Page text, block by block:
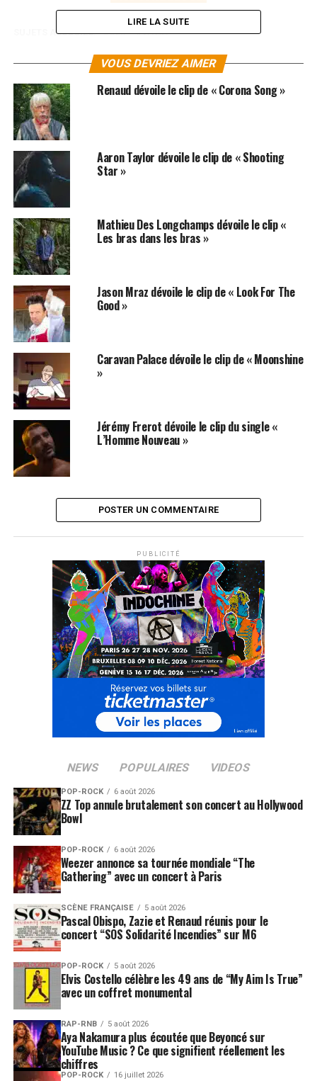
SUJETS ASSOCIÉS: CLIP VITAA
LIRE LA SUITE
VOUS DEVRIEZ AIMER
Renaud dévoile le clip de « Corona Song »
Aaron Taylor dévoile le clip de « Shooting
Star »
Mathieu Des Longchamps dévoile le clip «
Les bras dans les bras »
Jason Mraz dévoile le clip de « Look For The
Good »
Caravan Palace dévoile le clip de « Moonshine
»
Jérémy Frerot dévoile le clip du single «
L’Homme Nouveau »
POSTER UN COMMENTAIRE
PUBLICITÉ
NEWS POPULAIRES VIDEOS
POP-ROCK 6 août 2026
ZZ Top annule brutalement son concert au Hollywood
Bowl
POP-ROCK 6 août 2026
Weezer annonce sa tournée mondiale “The
Gathering” avec un concert à Paris
SCÈNE FRANÇAISE 5 août 2026
Pascal Obispo, Zazie et Renaud réunis pour le
concert “SOS Solidarité Incendies” sur M6
POP-ROCK 5 août 2026
Elvis Costello célèbre les 49 ans de “My Aim Is True”
avec un coffret monumental
RAP-RNB 5 août 2026
Aya Nakamura plus écoutée que Beyoncé sur
YouTube Music ? Ce que signifient réellement les
chiffres
POP-ROCK 16 juillet 2026